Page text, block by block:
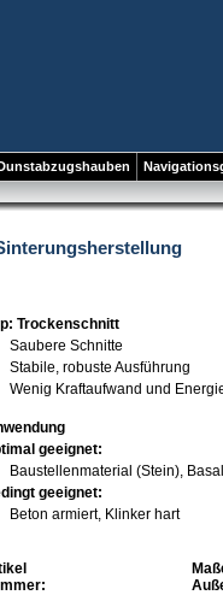
Trockenschnitt
Saubere Schnitte
Stabile, robuste Ausführung
Wenig Kraftaufwand und
geeignet:
Baustellenmaterial (Stein),
geeignet:
Beton armiert, Klinker hart